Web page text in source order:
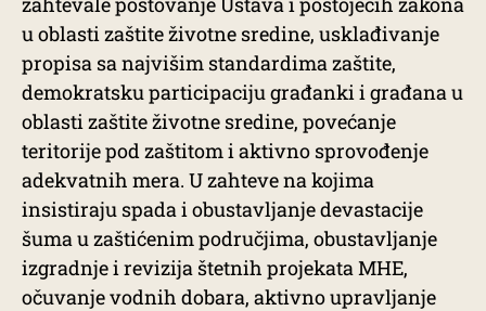
u oblasti zaštite životne sredine, usklađivanje
propisa sa najvišim standardima zaštite,
demokratsku participaciju građanki i građana u
oblasti zaštite životne sredine, povećanje
teritorije pod zaštitom i aktivno sprovođenje
adekvatnih mera. U zahteve na kojima
insistiraju spada i obustavljanje devastacije
šuma u zaštićenim područjima, obustavljanje
izgradnje i revizija štetnih projekata MHE,
očuvanje vodnih dobara, aktivno upravljanje